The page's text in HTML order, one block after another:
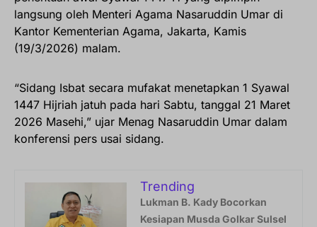
langsung oleh Menteri Agama Nasaruddin Umar di
Kantor Kementerian Agama, Jakarta, Kamis
(19/3/2026) malam.
“Sidang Isbat secara mufakat menetapkan 1 Syawal
1447 Hijriah jatuh pada hari Sabtu, tanggal 21 Maret
2026 Masehi,” ujar Menag Nasaruddin Umar dalam
konferensi pers usai sidang.
Trending
Lukman B. Kady Bocorkan
Kesiapan Musda Golkar Sulsel